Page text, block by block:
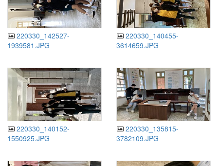
220330_142527-
1939581.JPG
220330_140455-
3614659.JPG
220330_140152-
1550925.JPG
220330_135815-
3782109.JPG